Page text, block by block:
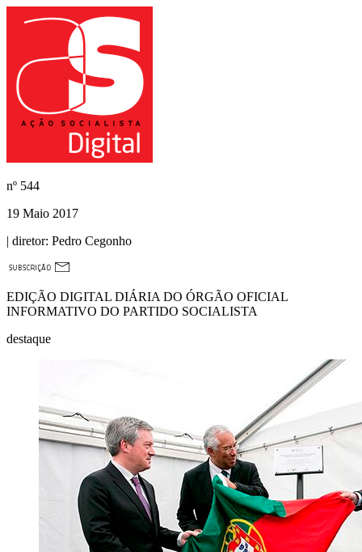
nº 544
19 Maio 2017
| diretor: Pedro Cegonho
EDIÇÃO DIGITAL DIÁRIA DO ÓRGÃO OFICIAL
INFORMATIVO DO PARTIDO SOCIALISTA
destaque